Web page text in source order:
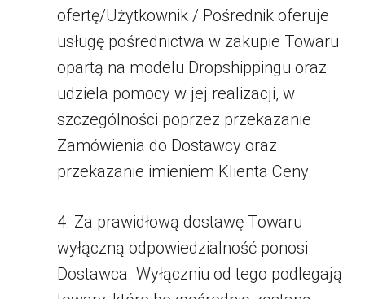
ofertę/Użytkownik / Pośrednik oferuje
usługę pośrednictwa w zakupie Towaru
opartą na modelu Dropshippingu oraz
udziela pomocy w jej realizacji, w
szczególności poprzez przekazanie
Zamówienia do Dostawcy oraz
przekazanie imieniem Klienta Ceny.
4. Za prawidłową dostawę Towaru
wyłączną odpowiedzialność ponosi
Dostawca. Wyłączniu od tego podlegają